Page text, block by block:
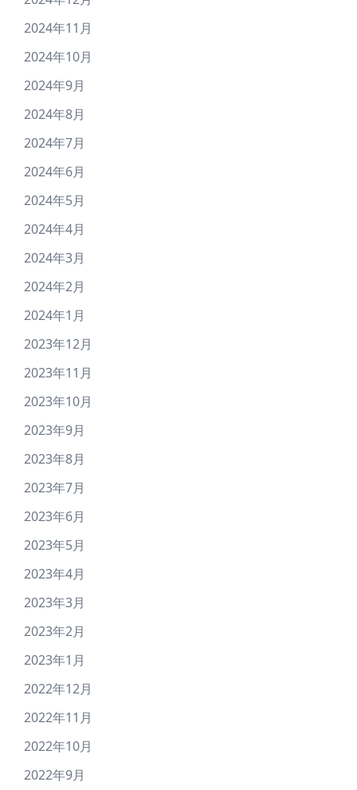
2024年11月
2024年10月
2024年9月
2024年8月
2024年7月
2024年6月
2024年5月
2024年4月
2024年3月
2024年2月
2024年1月
2023年12月
2023年11月
2023年10月
2023年9月
2023年8月
2023年7月
2023年6月
2023年5月
2023年4月
2023年3月
2023年2月
2023年1月
2022年12月
2022年11月
2022年10月
2022年9月